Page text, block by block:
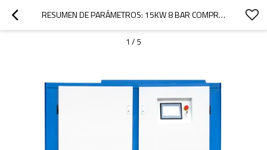
RESUMEN DE PARÁMETROS: 15KW 8 BAR COMPRESORES DE TORNILLO LUBRICADOS POR AGUA 0.7/0.8/1.0/1.25 MPA
1 / 5